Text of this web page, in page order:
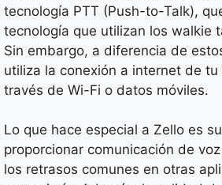
tecnología PTT (Push-to-Talk),
tecnología que utilizan los walkie
Sin embargo, a diferencia de
utiliza la conexión a internet de
través de Wi-Fi o datos móviles.
Lo que hace especial a Zello es
proporcionar comunicación de
los retrasos comunes en otras